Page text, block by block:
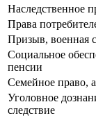
Наследственное
Права
Призыв, военная
Социальное
пенсии
Семейное право,
Уголовное
следствие